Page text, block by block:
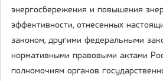
энергосбережения и повышения
эффективности, отнесенных
законом, другими федеральными
нормативными правовыми актами
полномочиям органов